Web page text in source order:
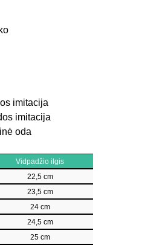
imitacija
imitacija
oda
Vidpadžio ilgis
22,5 cm
23,5 cm
24 cm
24,5 cm
25 cm